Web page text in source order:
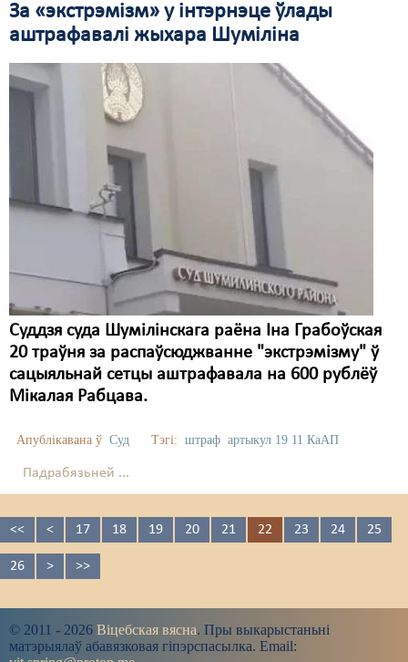
За «экстрэмізм» у інтэрнэце ўлады
аштрафавалі жыхара Шуміліна
Суддзя суда Шумілінскага раёна Іна Грабоўская
20 траўня за распаўсюджванне "экстрэмізму" ў
сацыяльнай сетцы аштрафавала на 600 рублёў
Мікалая Рабцава.
Апублікавана ў Суд Тэгі: штраф артыкул 19 11 КаАП
Падрабязьней ...
<< < 17 18 19 20 21 22 23 24 25
26 > >>
© 2011 - 2026 Віцебская вясна. Пры выкарыстаньні
матэрыялаў абавязковая гіпэрспасылка. Email: